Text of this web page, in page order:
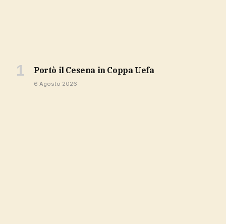
portò il Cesena in Coppa Uefa
6 Agosto 2026